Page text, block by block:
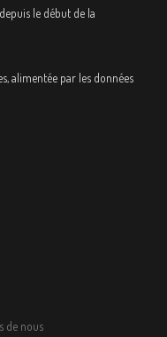
le début de la
alimentée par les données
de nous